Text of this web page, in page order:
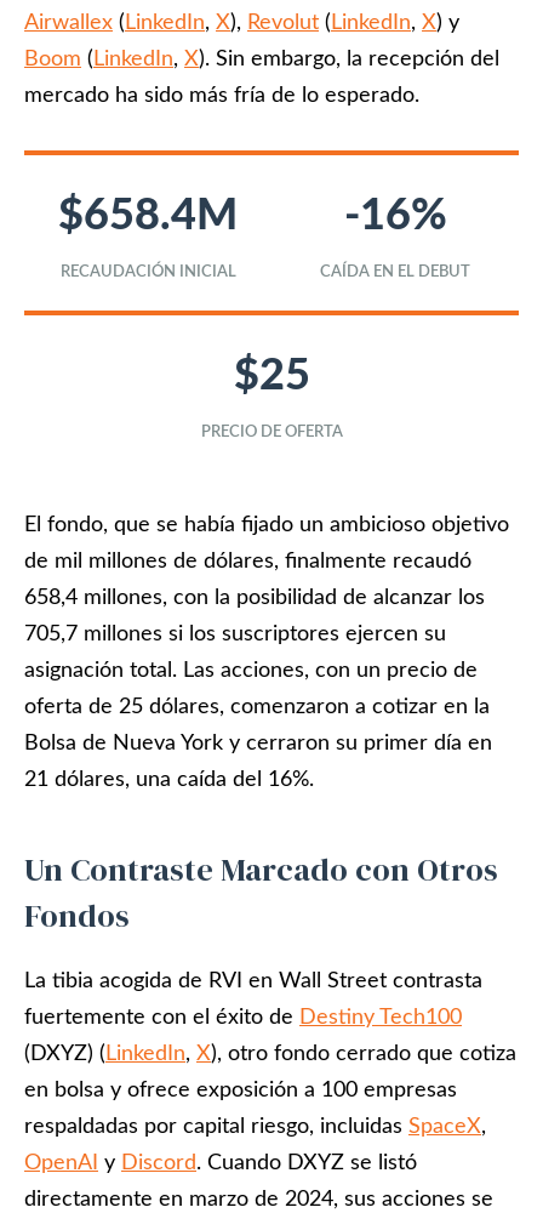
Airwallex ( LinkedIn, X), Revolut ( LinkedIn, X) y
Boom ( LinkedIn, X). Sin embargo, la recepción del
mercado ha sido más fría de lo esperado.
$658.4M
RECAUDACIÓN INICIAL
-16%
CAÍDA EN EL DEBUT
$25
PRECIO DE OFERTA
El fondo, que se había fijado un ambicioso objetivo
de mil millones de dólares, finalmente recaudó
658,4 millones, con la posibilidad de alcanzar los
705,7 millones si los suscriptores ejercen su
asignación total. Las acciones, con un precio de
oferta de 25 dólares, comenzaron a cotizar en la
Bolsa de Nueva York y cerraron su primer día en
21 dólares, una caída del 16%.
Un Contraste Marcado con Otros
Fondos
La tibia acogida de RVI en Wall Street contrasta
fuertemente con el éxito de Destiny Tech100
(DXYZ) ( LinkedIn, X), otro fondo cerrado que cotiza
en bolsa y ofrece exposición a 100 empresas
respaldadas por capital riesgo, incluidas SpaceX,
OpenAI y Discord. Cuando DXYZ se listó
directamente en marzo de 2024, sus acciones se